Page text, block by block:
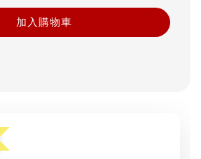
加入購物車